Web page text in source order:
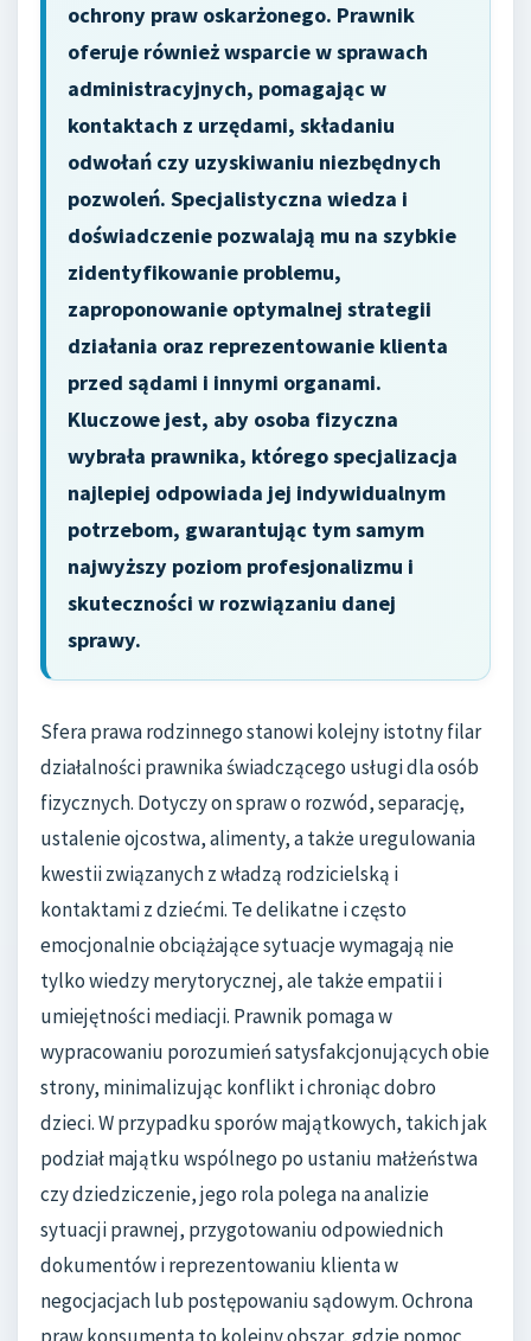
ochrony praw oskarżonego. Prawnik
oferuje również wsparcie w sprawach
administracyjnych, pomagając w
kontaktach z urzędami, składaniu
odwołań czy uzyskiwaniu niezbędnych
pozwoleń. Specjalistyczna wiedza i
doświadczenie pozwalają mu na szybkie
zidentyfikowanie problemu,
zaproponowanie optymalnej strategii
działania oraz reprezentowanie klienta
przed sądami i innymi organami.
Kluczowe jest, aby osoba fizyczna
wybrała prawnika, którego specjalizacja
najlepiej odpowiada jej indywidualnym
potrzebom, gwarantując tym samym
najwyższy poziom profesjonalizmu i
skuteczności w rozwiązaniu danej
sprawy.
Sfera prawa rodzinnego stanowi kolejny istotny filar
działalności prawnika świadczącego usługi dla osób
fizycznych. Dotyczy on spraw o rozwód, separację,
ustalenie ojcostwa, alimenty, a także uregulowania
kwestii związanych z władzą rodzicielską i
kontaktami z dziećmi. Te delikatne i często
emocjonalnie obciążające sytuacje wymagają nie
tylko wiedzy merytorycznej, ale także empatii i
umiejętności mediacji. Prawnik pomaga w
wypracowaniu porozumień satysfakcjonujących obie
strony, minimalizując konflikt i chroniąc dobro
dzieci. W przypadku sporów majątkowych, takich jak
podział majątku wspólnego po ustaniu małżeństwa
czy dziedziczenie, jego rola polega na analizie
sytuacji prawnej, przygotowaniu odpowiednich
dokumentów i reprezentowaniu klienta w
negocjacjach lub postępowaniu sądowym. Ochrona